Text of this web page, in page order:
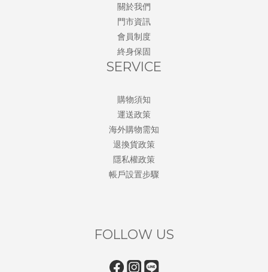
關於我們
門市資訊
會員制度
終身保固
SERVICE
購物須知
運送政策
海外購物需知
退換貨政策
隱私權政策
帳戶設置步驟
FOLLOW US